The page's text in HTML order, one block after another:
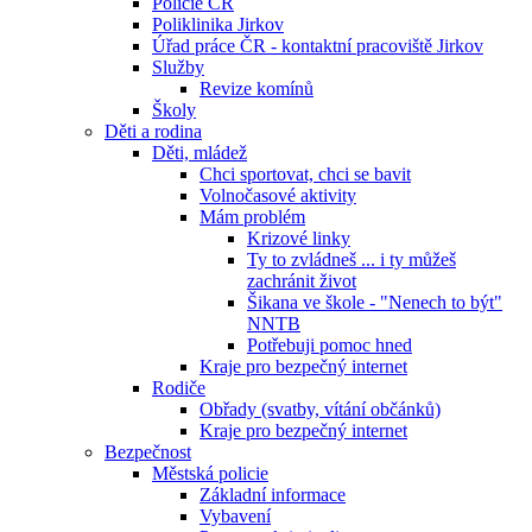
Poliklinika Jirkov
Úřad práce ČR - kontaktní pracoviště Jirkov
Služby
Revize komínů
Školy
Děti a rodina
Děti, mládež
Chci sportovat, chci se bavit
Volnočasové aktivity
Mám problém
Krizové linky
Ty to zvládneš ... i ty můžeš
zachránit život
Šikana ve škole - "Nenech to být"
NNTB
Potřebuji pomoc hned
Kraje pro bezpečný internet
Rodiče
Obřady (svatby, vítání občánků)
Kraje pro bezpečný internet
Bezpečnost
Městská policie
Základní informace
Vybavení